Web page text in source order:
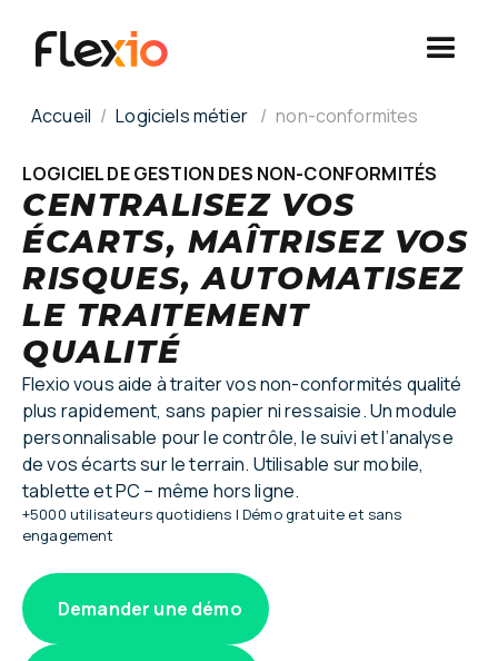
Accueil Logiciels métier non-conformites
LOGICIEL DE GESTION DES NON-CONFORMITÉS
CENTRALISEZ VOS
ÉCARTS, MAÎTRISEZ VOS
RISQUES, AUTOMATISEZ
LE TRAITEMENT
QUALITÉ
Flexio vous aide à traiter vos non-conformités qualité
plus rapidement, sans papier ni ressaisie. Un module
personnalisable pour le contrôle, le suivi et l’analyse
de vos écarts sur le terrain. Utilisable sur mobile,
tablette et PC – même hors ligne.
+5000 utilisateurs quotidiens | Démo gratuite et sans
engagement
Demander une démo